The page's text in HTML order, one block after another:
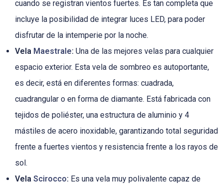
cuando se registran vientos fuertes. Es tan completa que
incluye la posibilidad de integrar luces LED, para poder
disfrutar de la intemperie por la noche.
Vela Maestrale: Una de las mejores velas para cualquier
espacio exterior. Esta vela de sombreo es autoportante,
es decir, está en diferentes formas: cuadrada,
cuadrangular o en forma de diamante. Está fabricada con
tejidos de poliéster, una estructura de aluminio y 4
mástiles de acero inoxidable, garantizando total seguridad
frente a fuertes vientos y resistencia frente a los rayos de
sol.
Vela Scirocco: Es una vela muy polivalente capaz de